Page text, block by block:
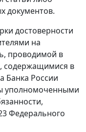
документов.
достоверности
на
проводимой в
содержащимися в
Банка России
уполномоченными
Федерального